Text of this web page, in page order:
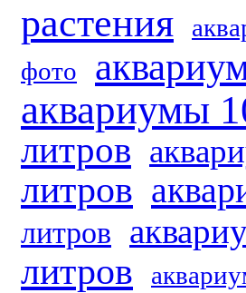
растения
фото
аквариумы
литров
литров
литров
литров